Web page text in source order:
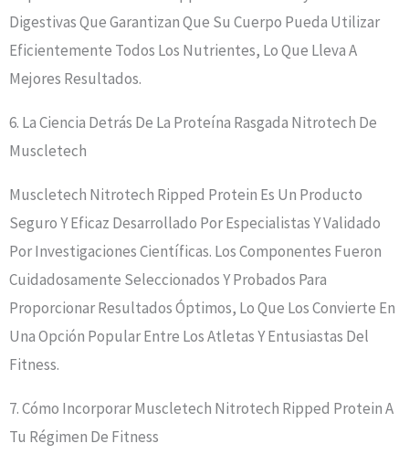
Digestivas Que Garantizan Que Su Cuerpo Pueda Utilizar
Eficientemente Todos Los Nutrientes, Lo Que Lleva A
Mejores Resultados.
6. La Ciencia Detrás De La Proteína Rasgada Nitrotech De
Muscletech
Muscletech Nitrotech Ripped Protein Es Un Producto
Seguro Y Eficaz Desarrollado Por Especialistas Y Validado
Por Investigaciones Científicas. Los Componentes Fueron
Cuidadosamente Seleccionados Y Probados Para
Proporcionar Resultados Óptimos, Lo Que Los Convierte En
Una Opción Popular Entre Los Atletas Y Entusiastas Del
Fitness.
7. Cómo Incorporar Muscletech Nitrotech Ripped Protein A
Tu Régimen De Fitness